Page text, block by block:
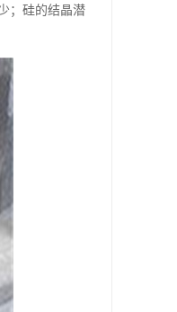
；硅的结晶潜